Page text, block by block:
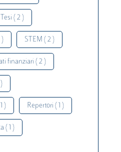
Tesi ( 2 )
) STEM ( 2 )
finanziari ( 2 )
) Repertori ( 1 )
( 1 )